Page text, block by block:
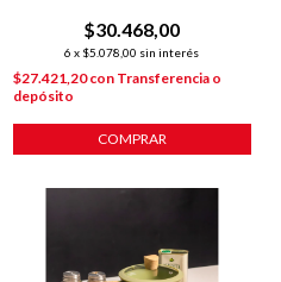
$30.468,00
6 x $5.078,00 sin interés
$27.421,20con Transferencia o
depósito
COMPRAR